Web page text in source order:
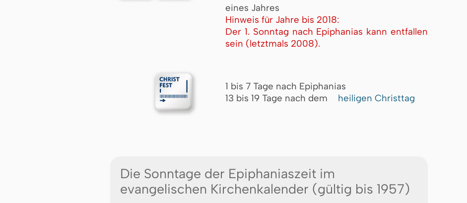
eines Jahres
Hinweis für Jahre bis 2018:
Der 1. Sonntag nach Epiphanias kann entfallen
sein (letztmals 2008).
1 bis 7 Tage nach Epiphanias
13 bis 19 Tage nach dem
heiligen Christtag
Die Sonntage der Epiphaniaszeit im
evangelischen Kirchenkalender (gültig bis 1957)